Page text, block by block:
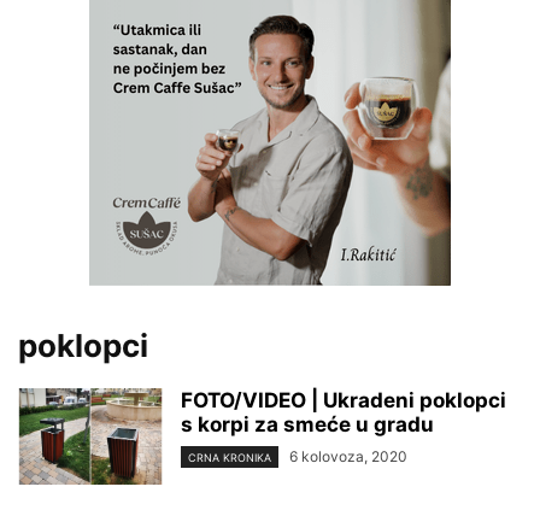
poklopci
FOTO/VIDEO | Ukradeni poklopci
s korpi za smeće u gradu
CRNA KRONIKA 6 kolovoza, 2020